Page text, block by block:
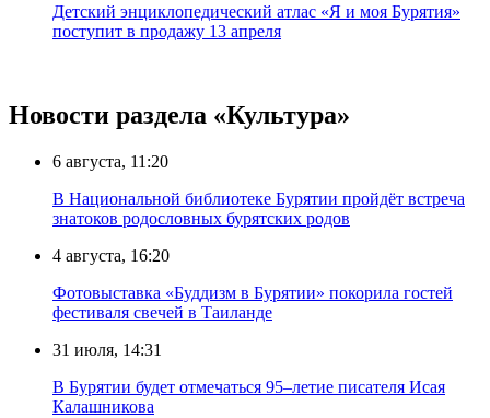
Детский энциклопедический атлас «Я и моя Бурятия»
поступит в продажу 13 апреля
Новости раздела «Культура»
6 августа, 11:20
В Национальной библиотеке Бурятии пройдёт встреча
знатоков родословных бурятских родов
4 августа, 16:20
Фотовыставка «Буддизм в Бурятии» покорила гостей
фестиваля свечей в Таиланде
31 июля, 14:31
В Бурятии будет отмечаться 95–летие писателя Исая
Калашникова